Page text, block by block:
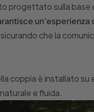
progettato sulla
che la
coppia è installato su
e fluida.